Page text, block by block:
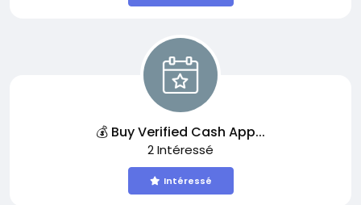
💰 Buy Verified Cash App...
2 Intéressé
Intéressé